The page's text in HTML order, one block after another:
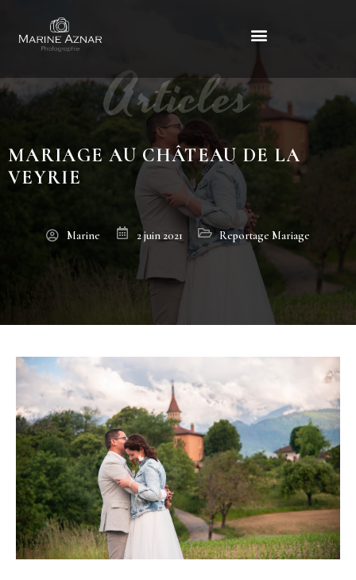
Mariage au Château de la Veyrie
MARIAGE AU CHÂTEAU DE LA
VEYRIE
Articles
Marine 2 juin 2021 Reportage Mariage